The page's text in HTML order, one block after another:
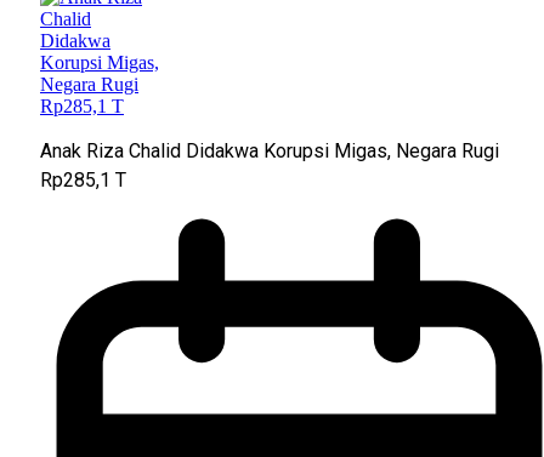
Anak Riza Chalid Didakwa Korupsi Migas, Negara Rugi
Rp285,1 T